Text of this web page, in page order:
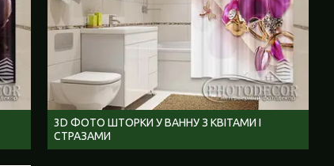
3D ФОТО ШТОРКИ У ВАННУ З КВІТАМИ І
СТРАЗАМИ